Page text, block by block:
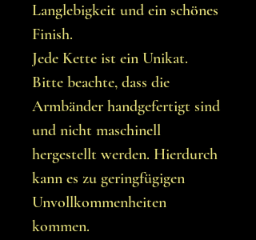
Langlebigkeit und ein schönes
Finish.
Jede Kette ist ein Unikat.
Bitte beachte, dass die
Armbänder handgefertigt sind
und nicht maschinell
hergestellt werden. Hierdurch
kann es zu geringfügigen
Unvollkommenheiten
kommen.